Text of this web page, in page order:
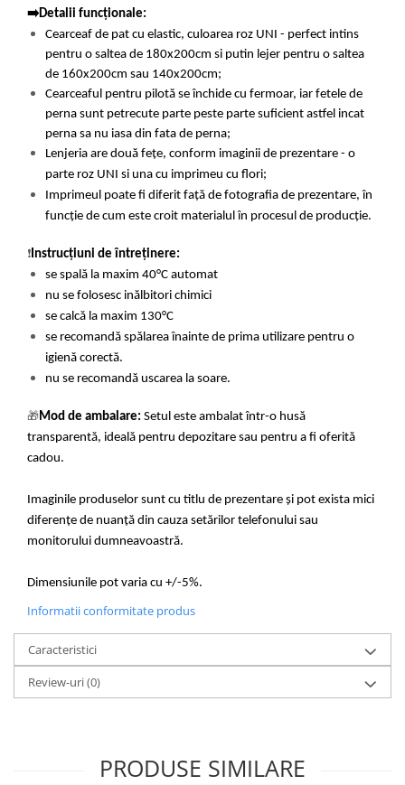
➡️Detalii funcționale:
Cearceaf de pat cu elastic, culoarea roz UNI - perfect intins
pentru o saltea de 180x200cm si putin lejer pentru o saltea
de 160x200cm sau 140x200cm;
Cearceaful pentru pilotă se închide cu fermoar, iar fetele de
perna sunt petrecute parte peste parte suficient astfel incat
perna sa nu iasa din fata de perna;
Lenjeria are două fețe, conform imaginii de prezentare - o
parte roz UNI si una cu imprimeu cu flori;
Imprimeul poate fi diferit față de fotografia de prezentare, în
funcție de cum este croit materialul în procesul de producție.
❗Instrucțiuni de întreținere:
se spală la maxim 40°C automat
nu se folosesc inălbitori chimici
se calcă la maxim 130°C
se recomandă spălarea înainte de prima utilizare pentru o
igienă corectă.
nu se recomandă uscarea la soare.
🎁Mod de ambalare: Setul este ambalat într-o husă
transparentă, ideală pentru depozitare sau pentru a fi oferită
cadou.
Imaginile produselor sunt cu titlu de prezentare și pot exista mici
diferențe de nuanță din cauza setărilor telefonului sau
monitorului dumneavoastră.
Dimensiunile pot varia cu +/-5%.
Informatii conformitate produs
Caracteristici
Review-uri(0)
PRODUSE SIMILARE